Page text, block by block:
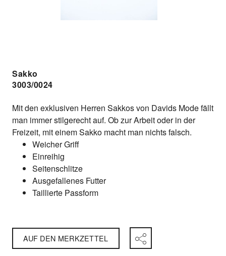
Sakko
3003/0024
Mit den exklusiven Herren Sakkos von Davids Mode fällt
man immer stilgerecht auf. Ob zur Arbeit oder in der
Freizeit, mit einem Sakko macht man nichts falsch.
Weicher Griff
Einreihig
Seitenschlitze
Ausgefallenes Futter
Taillierte Passform
AUF DEN MERKZETTEL